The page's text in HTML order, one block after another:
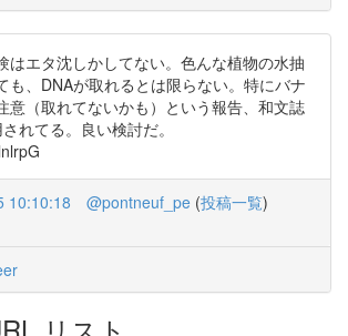
はエタ沈しかしてない。色んな植物の水抽
も、DNAが取れるとは限らない。特にバナ
意（取れてないかも）という報告、和文誌
れてる。良い検討だ。
10:10:18 @pontneuf_pe (投稿一覧)